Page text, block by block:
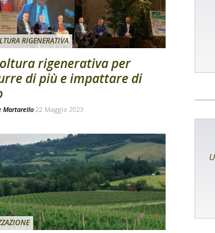
RIGENERATIVA
rigenerativa per
di più e impattare di
Martarello 22 Maggio 2023